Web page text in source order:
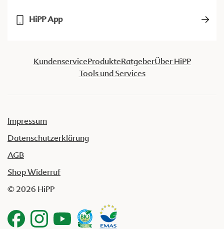
HiPP App
KundenserviceProdukteRatgeberÜber HiPP
Tools und Services
Impressum
Datenschutzerklärung
AGB
Shop Widerruf
© 2026 HiPP